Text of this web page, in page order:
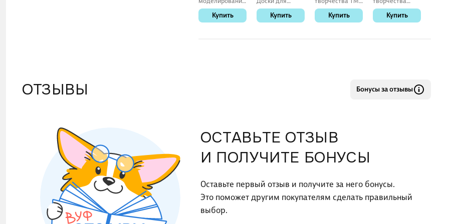
для
моделирования
Купить
выжигания 2
шт.Союзмультфильм
Купить
Lori Фигурки из
бисера "Пчелка
Купить
Origami.
Алмазная
Купить
ОТЗЫВЫ Бонусы за отзывы
ОСТАВЬТЕ ОТЗЫВ
И ПОЛУЧИТЕ БОНУСЫ
Оставьте первый отзыв и получите за него бонусы.
Это поможет другим покупателям сделать правильный
выбор.